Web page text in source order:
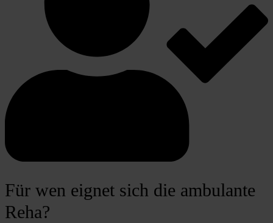
Für wen eignet sich die ambulante
Reha?